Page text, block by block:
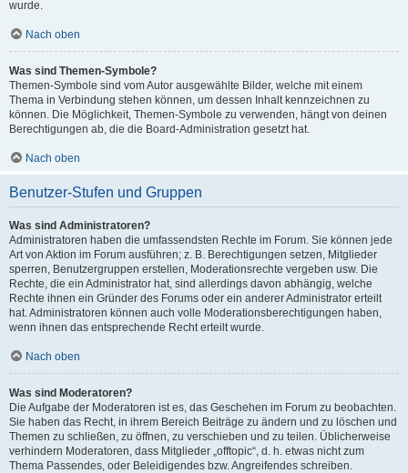
wurde.
Nach oben
Was sind Themen-Symbole?
Themen-Symbole sind vom Autor ausgewählte Bilder, welche mit einem
Thema in Verbindung stehen können, um dessen Inhalt kennzeichnen zu
können. Die Möglichkeit, Themen-Symbole zu verwenden, hängt von deinen
Berechtigungen ab, die die Board-Administration gesetzt hat.
Nach oben
Benutzer-Stufen und Gruppen
Was sind Administratoren?
Administratoren haben die umfassendsten Rechte im Forum. Sie können jede
Art von Aktion im Forum ausführen; z. B. Berechtigungen setzen, Mitglieder
sperren, Benutzergruppen erstellen, Moderationsrechte vergeben usw. Die
Rechte, die ein Administrator hat, sind allerdings davon abhängig, welche
Rechte ihnen ein Gründer des Forums oder ein anderer Administrator erteilt
hat. Administratoren können auch volle Moderationsberechtigungen haben,
wenn ihnen das entsprechende Recht erteilt wurde.
Nach oben
Was sind Moderatoren?
Die Aufgabe der Moderatoren ist es, das Geschehen im Forum zu beobachten.
Sie haben das Recht, in ihrem Bereich Beiträge zu ändern und zu löschen und
Themen zu schließen, zu öffnen, zu verschieben und zu teilen. Üblicherweise
verhindern Moderatoren, dass Mitglieder „offtopic“, d. h. etwas nicht zum
Thema Passendes, oder Beleidigendes bzw. Angreifendes schreiben.